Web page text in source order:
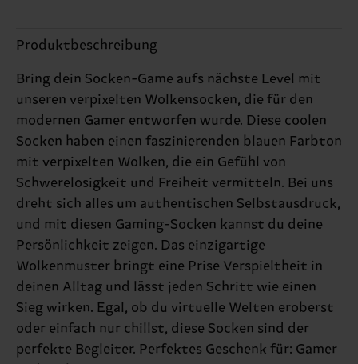
Produktbeschreibung
Bring dein Socken-Game aufs nächste Level mit
unseren verpixelten Wolkensocken, die für den
modernen Gamer entworfen wurde. Diese coolen
Socken haben einen faszinierenden blauen Farbton
mit verpixelten Wolken, die ein Gefühl von
Schwerelosigkeit und Freiheit vermitteln. Bei uns
dreht sich alles um authentischen Selbstausdruck,
und mit diesen Gaming-Socken kannst du deine
Persönlichkeit zeigen. Das einzigartige
Wolkenmuster bringt eine Prise Verspieltheit in
deinen Alltag und lässt jeden Schritt wie einen
Sieg wirken. Egal, ob du virtuelle Welten eroberst
oder einfach nur chillst, diese Socken sind der
perfekte Begleiter. Perfektes Geschenk für: Gamer